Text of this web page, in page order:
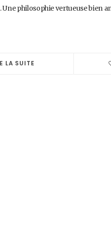
philosophie vertueuse bien
LA SUITE